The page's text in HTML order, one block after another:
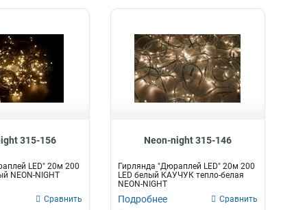
315-156
LED" 20м 200
NEON-NIGHT
Сравнить
Neon-night 315-146
Гирлянда "Дюраплей LED" 20м 200
LED белый КАУЧУК тепло-белая
NEON-NIGHT
Подробнее Сравнить